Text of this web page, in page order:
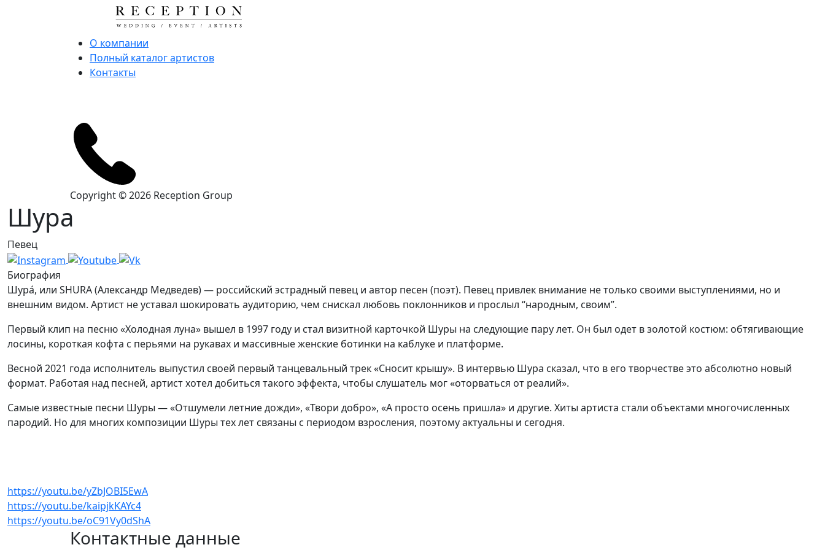
О компании
Полный каталог артистов
Контакты
Copyright © 2026 Reception Group
Шура
Певец
Биография
Шура́, или SHURA (Александр Медведев) — российский эстрадный певец и автор песен (поэт). Певец привлек внимание не только своими выступлениями, но и
внешним видом. Артист не уставал шокировать аудиторию, чем снискал любовь поклонников и прослыл “народным, своим”.
Первый клип на песню «Холодная луна» вышел в 1997 году и стал визитной карточкой Шуры на следующие пару лет. Он был одет в золотой костюм: обтягивающие
лосины, короткая кофта с перьями на рукавах и массивные женские ботинки на каблуке и платформе.
Весной 2021 года исполнитель выпустил своей первый танцевальный трек «Сносит крышу». В интервью Шура сказал, что в его творчестве это абсолютно новый
формат. Работая над песней, артист хотел добиться такого эффекта, чтобы слушатель мог «оторваться от реалий».
Самые известные песни Шуры — «Отшумели летние дожди», «Твори добро», «А просто осень пришла» и другие. Хиты артиста стали объектами многочисленных
пародий. Но для многих композиции Шуры тех лет связаны с периодом взросления, поэтому актуальны и сегодня.
https://youtu.be/yZbJOBI5EwA
https://youtu.be/kaipjkKAYc4
https://youtu.be/oC91Vy0dShA
Контактные данные